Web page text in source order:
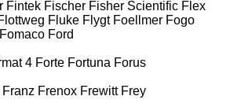
Fintek Fischer Fisher Scientific Flex
Fluke Flygt Foellmer Fogo
Fomaco Ford
4 Forte Fortuna Forus
Franz Frenox Frewitt Frey